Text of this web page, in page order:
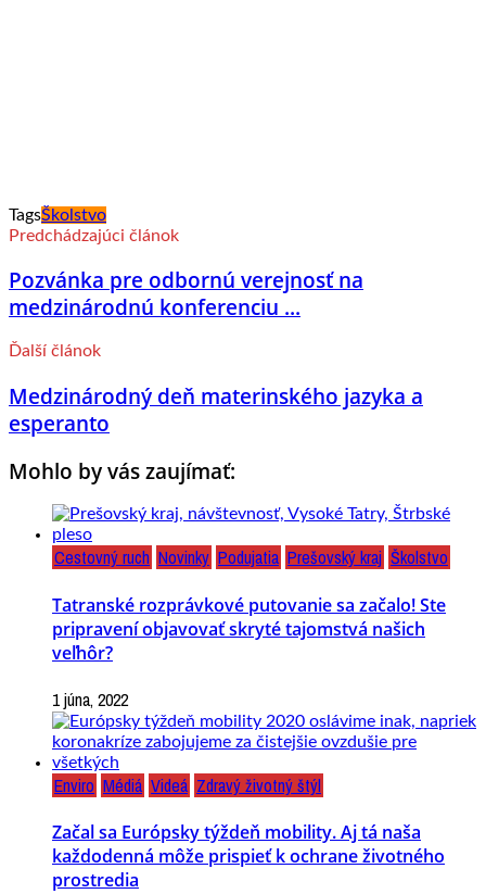
TagsŠkolstvo
Predchádzajúci článok
Pozvánka pre odbornú verejnosť na
medzinárodnú konferenciu ...
Ďalší článok
Medzinárodný deň materinského jazyka a
esperanto
Mohlo by vás zaujímať:
Cestovný ruch Novinky Podujatia Prešovský kraj Školstvo
Tatranské rozprávkové putovanie sa začalo! Ste
pripravení objavovať skryté tajomstvá našich
veľhôr?
1 júna, 2022
Enviro Médiá Videá Zdravý životný štýl
Začal sa Európsky týždeň mobility. Aj tá naša
každodenná môže prispieť k ochrane životného
prostredia